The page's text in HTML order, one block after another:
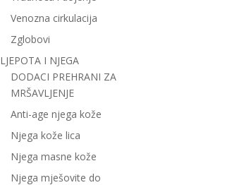
Venozna cirkulacija
Zglobovi
LJEPOTA I NJEGA
DODACI PREHRANI ZA
MRŠAVLJENJE
Anti-age njega kože
Njega kože lica
Njega masne kože
Njega mješovite do